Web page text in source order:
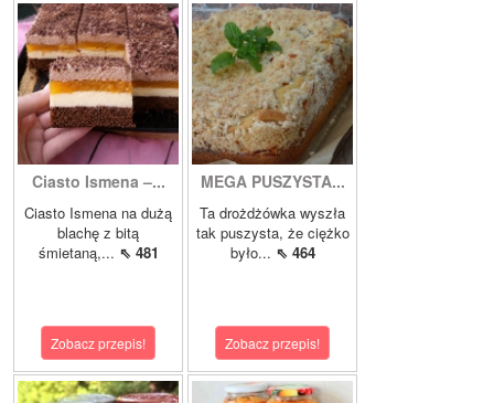
Ciasto Ismena –...
Ciasto Ismena na dużą
blachę z bitą
śmietaną,... ⇖ 481
Zobacz przepis!
MEGA PUSZYSTA...
Ta drożdżówka wyszła
tak puszysta, że ciężko
było... ⇖ 464
Zobacz przepis!